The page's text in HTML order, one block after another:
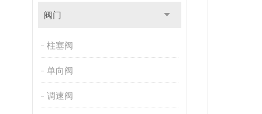
阀门
柱塞阀
单向阀
调速阀